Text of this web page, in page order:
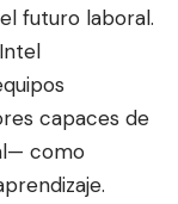
futuro laboral.
capaces de
como